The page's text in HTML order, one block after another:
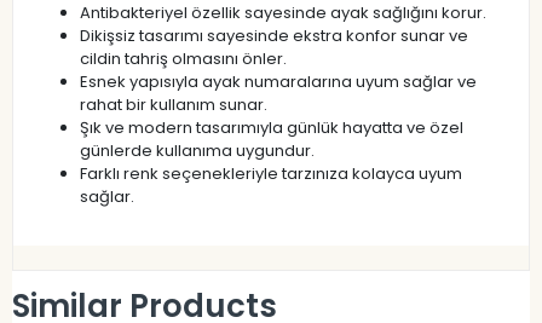
Antibakteriyel özellik sayesinde ayak sağlığını korur.
Dikişsiz tasarımı sayesinde ekstra konfor sunar ve
cildin tahriş olmasını önler.
Esnek yapısıyla ayak numaralarına uyum sağlar ve
rahat bir kullanım sunar.
Şık ve modern tasarımıyla günlük hayatta ve özel
günlerde kullanıma uygundur.
Farklı renk seçenekleriyle tarzınıza kolayca uyum
sağlar.
Similar Products